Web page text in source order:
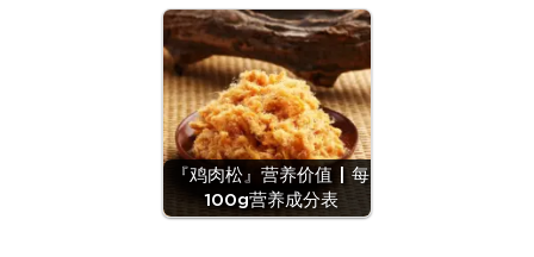
『鸡肉松』营养价值 | 每
100g营养成分表